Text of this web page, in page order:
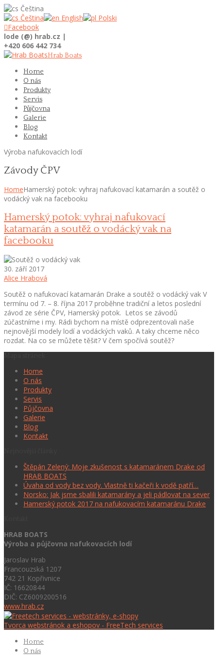
Čeština
Čeština
English
Polski
Facebook
lode (@) hrab.cz |
+420 606 442 734
Hrab Boats
Home
O nás
Produkty
Servis
Půjčovna
Galerie
Blog
Kontakt
Výroba nafukovacích lodí
Závody ČPV
HomeHamerský potok: vyhraj nafukovací katamarán a soutěž o
vodácký vak na facebooku
Hamerský potok: vyhraj nafukovací
katamarán a soutěž o vodácký vak na
facebooku
30. září 2017
Alice Hrabová
Soutěž o nafukovací katamarán Drake a soutěž o vodácký vak V
termínu od 7. – 8. října 2017 proběhne tradiční a letos poslední
závod ze série ČPV, Hamerský potok. Letos se závodů
zúčastníme i my. Rádi bychom na místě odprezentovali naše
nejnovější modely lodí a vodáckých vaků. A taky chceme něco
rozdat. Na co se můžete těšit? V čem spočívá soutěž?
Home
O nás
Produkty
Servis
Půjčovna
Galerie
Blog
Kontakt
Štěpán Zelený: Moje zkušenost s katamaránem Drake od
HRAB BOATS
Úvaha od vody bez vody. Vlastně ti kačeři k vodě patří…
Norsko: Jak jsme sbalili katamarány a jeli pádlovat na sever
Hamerský potok 2017 na nafukovacím katamaránu Drake
HRAB BOATS
Výroba a půjčovna nafukovacích lodí
Jaroslav Hrab
Francouzská 1207
742 21 Kopřivnice
IČ: 16620844
DIČ: CZ6009200516
www.hrab.cz
Tvorca webstránok a eshopov - FreeTech services
Home
O nás